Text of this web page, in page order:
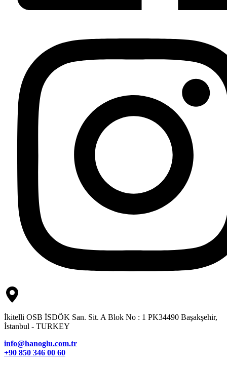
İkitelli OSB İSDÖK San. Sit. A Blok No : 1 PK34490 Başakşehir,
İstanbul - TURKEY
info@hanoglu.com.tr
+90 850 346 00 60